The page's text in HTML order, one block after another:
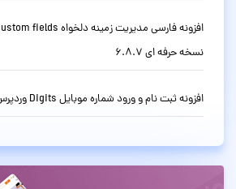
نسخه حرفه ای 6.8.7
افزونه ثبت نام و ورود شماره موبایل Digits وردپرس نسخه 9.2